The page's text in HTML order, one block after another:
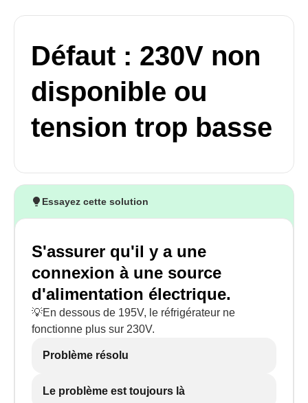
Défaut : 230V non
disponible ou
tension trop basse
Essayez cette solution
S'assurer qu'il y a une
connexion à une source
d'alimentation électrique.
💡En dessous de 195V, le réfrigérateur ne
fonctionne plus sur 230V.
Problème résolu
Le problème est toujours là